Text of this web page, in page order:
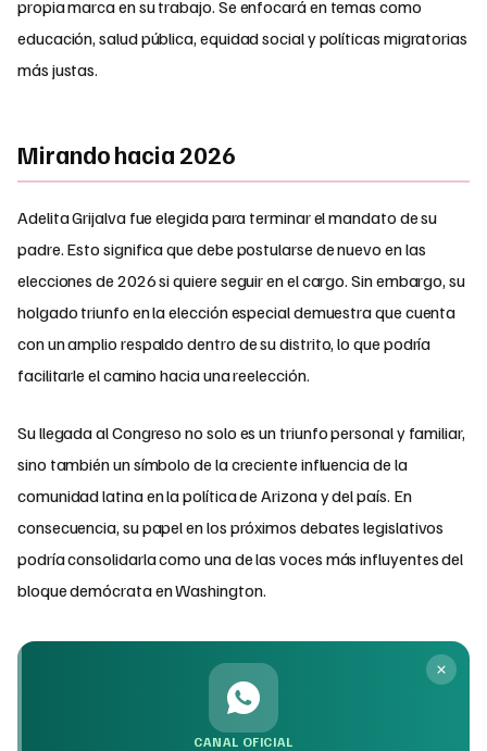
propia marca en su trabajo. Se enfocará en temas como
educación, salud pública, equidad social y políticas migratorias
más justas.
Mirando hacia 2026
Adelita Grijalva fue elegida para terminar el mandato de su
padre. Esto significa que debe postularse de nuevo en las
elecciones de 2026 si quiere seguir en el cargo. Sin embargo, su
holgado triunfo en la elección especial demuestra que cuenta
con un amplio respaldo dentro de su distrito, lo que podría
facilitarle el camino hacia una reelección.
Su llegada al Congreso no solo es un triunfo personal y familiar,
sino también un símbolo de la creciente influencia de la
comunidad latina en la política de Arizona y del país. En
consecuencia, su papel en los próximos debates legislativos
podría consolidarla como una de las voces más influyentes del
bloque demócrata en Washington.
CANAL OFICIAL